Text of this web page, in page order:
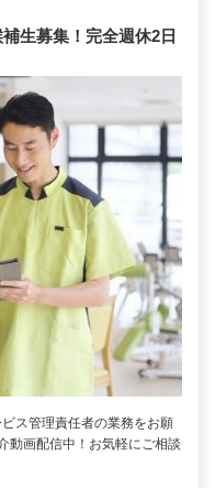
生募集！完全週休2日
ス管理責任者の業務をお願
動画配信中！お気軽にご相談